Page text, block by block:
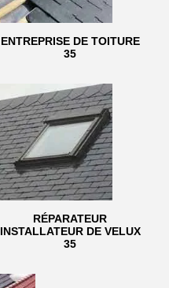
ENTREPRISE DE TOITURE
35
RÉPARATEUR
INSTALLATEUR DE VELUX
35